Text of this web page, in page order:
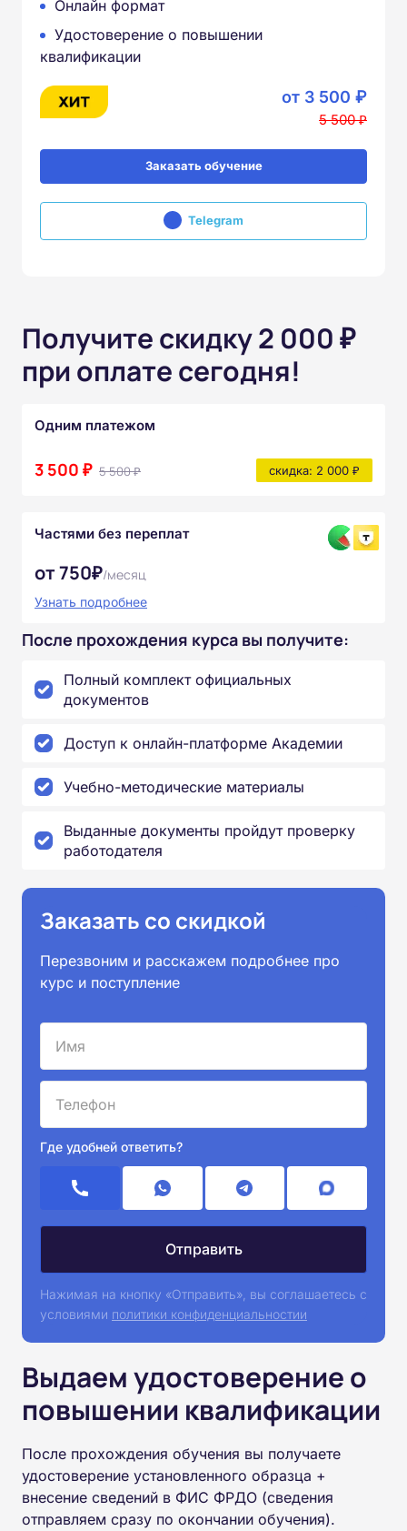
Онлайн формат
Удостоверение о повышении
квалификации
от 3 500 ₽
5 500 ₽
Заказать обучение
Telegram
Получите скидку 2 000 ₽
при оплате сегодня!
Одним платежом
3 500 ₽ 5 500 ₽ скидка: 2 000 ₽
Частями без переплат
от 750₽/месяц
Узнать подробнее
После прохождения курса вы получите:
Полный комплект официальных
документов
Доступ к онлайн-платформе Академии
Учебно-методические материалы
Выданные документы пройдут проверку
работодателя
Заказать со скидкой
Перезвоним и расскажем подробнее про
курс и поступление
Где удобней ответить?
Нажимая на кнопку «Отправить», вы соглашаетесь с
условиями политики конфиденциальностии
Выдаем удостоверение о
повышении квалификации
После прохождения обучения вы получаете
удостоверение установленного образца +
внесение сведений в ФИС ФРДО (сведения
отправляем сразу по окончании обучения).